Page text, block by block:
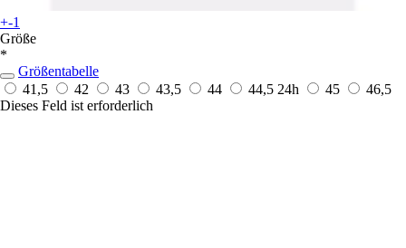
+-1
Größe
*
Größentabelle
41,5
42 43 43,5 44 44,5 24h 45
46,5
Dieses Feld ist erforderlich